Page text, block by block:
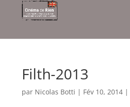
Filth-2013
par Nicolas Botti | Fév 10, 2014|